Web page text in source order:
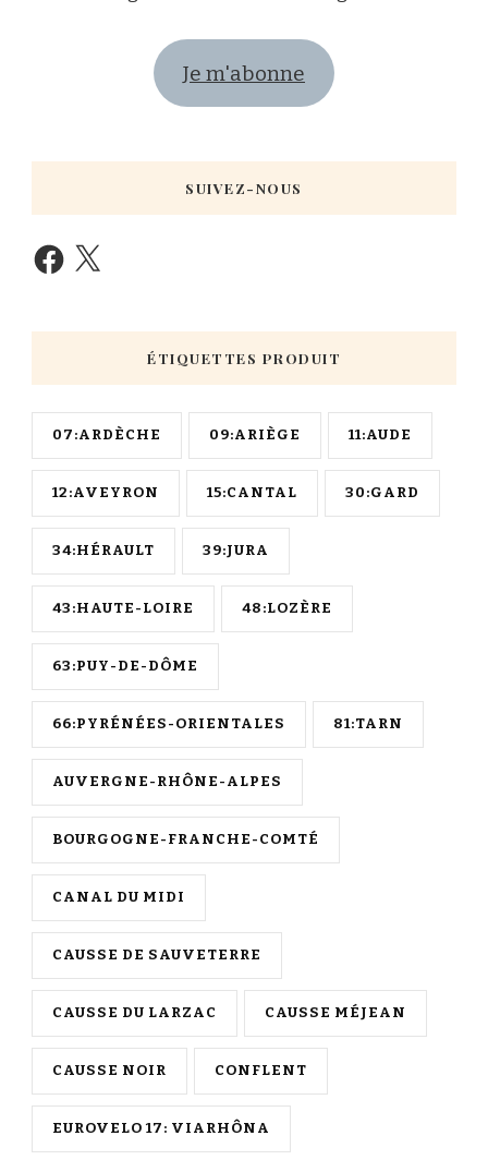
Je m'abonne
SUIVEZ-NOUS
ÉTIQUETTES PRODUIT
07:ARDÈCHE 09:ARIÈGE 11:AUDE
12:AVEYRON 15:CANTAL 30:GARD
34:HÉRAULT 39:JURA
43:HAUTE-LOIRE 48:LOZÈRE
63:PUY-DE-DÔME
66:PYRÉNÉES-ORIENTALES 81:TARN
AUVERGNE-RHÔNE-ALPES
BOURGOGNE-FRANCHE-COMTÉ
CANAL DU MIDI
CAUSSE DE SAUVETERRE
CAUSSE DU LARZAC CAUSSE MÉJEAN
CAUSSE NOIR CONFLENT
EUROVELO 17: VIARHÔNA